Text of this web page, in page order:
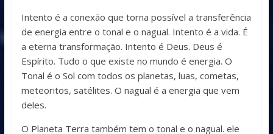
Intento é a conexão que torna possível a transferência
de energia entre o tonal e o nagual. Intento é a vida. É
a eterna transformação. Intento é Deus. Deus é
Espírito. Tudo o que existe no mundo é energia. O
Tonal é o Sol com todos os planetas, luas, cometas,
meteoritos, satélites. O nagual é a energia que vem
deles.
O Planeta Terra também tem o tonal e o nagual. ele